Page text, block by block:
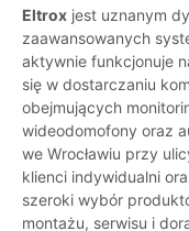
Eltrox jest uznanym
zaawansowanych
aktywnie funkcjonuje
się w dostarczaniu
obejmujących
wideodomofony oraz
we Wrocławiu przy
klienci indywidualni
szeroki wybór
montażu, serwisu i